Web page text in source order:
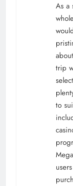
As a
trip
to